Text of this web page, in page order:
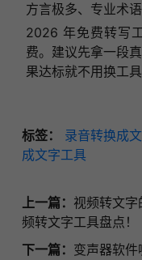
方言极多、专业术
2026 年免费转写
费。建议先拿一段
果达标就不用换工
标签： 录音转换成
成文字工具
上一篇： 视频转文
频转文字工具盘点！
下一篇： 变声器软